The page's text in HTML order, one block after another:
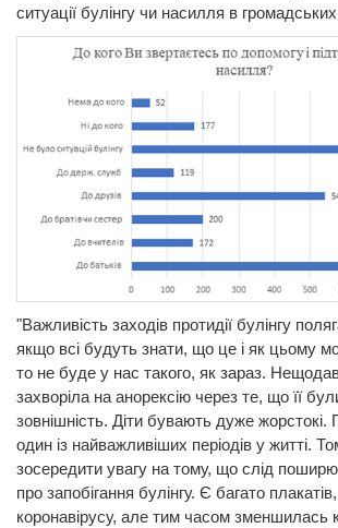
ситуації булінгу чи насилля в
"Важливість заходів протидії булінгу
якщо всі будуть знати, що це і як цьому
то не буде у нас такого, як зараз.
захворіла на анорексію через те, що її
зовнішність. Діти бувають дуже жорстокі.
один із найважливіших періодів у житті.
зосередити увагу на тому, що слід
про запобігання булінгу. Є багато
коронавірусу, але тим часом зменшилась